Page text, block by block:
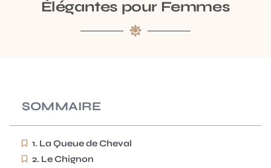
Élégantes pour Femmes
SOMMAIRE
1. La Queue de Cheval
2. Le Chignon